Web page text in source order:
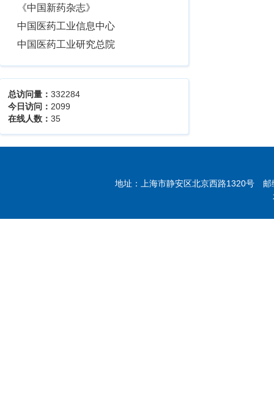
《中国新药杂志》
中国医药工业信息中心
中国医药工业研究总院
总访问量： 332284
今日访问： 2099
在线人数： 35
地址：上海市静安区北京西路1320号